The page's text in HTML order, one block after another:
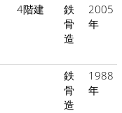
4階建
鉄
骨
造
2005
年
鉄
骨
造
1988
年